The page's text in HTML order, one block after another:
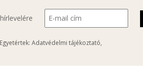
Egyetértek: Adatvédelmi tájékoztató